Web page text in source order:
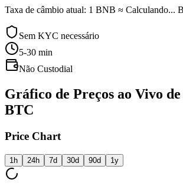
Taxa de câmbio atual: 1 BNB ≈ Calculando...
Sem KYC necessário
5-30 min
Não Custodial
Gráfico de Preços ao Vivo
BTC
Price Chart
1h 24h 7d 30d 90d 1y